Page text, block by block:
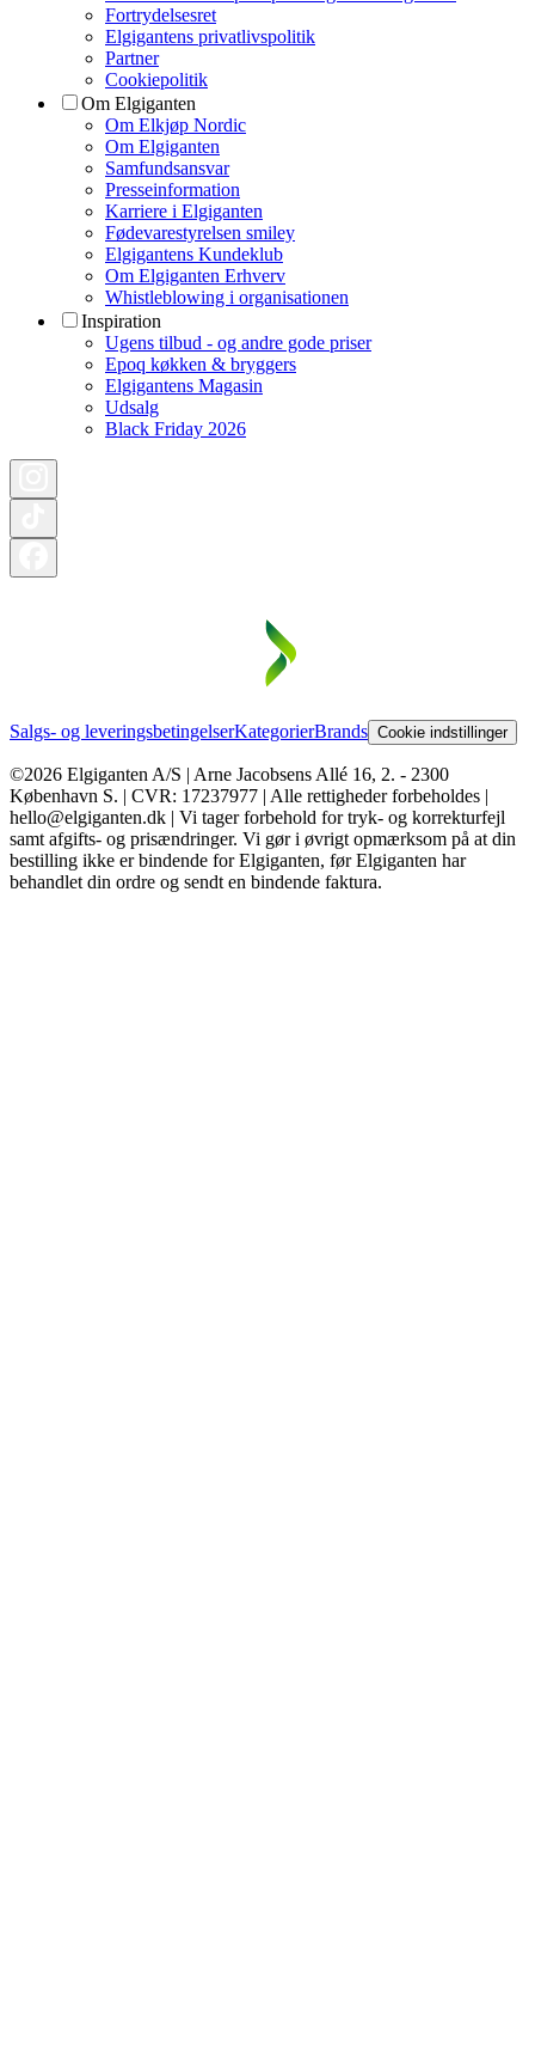
Fortrydelsesret
Elgigantens privatlivspolitik
Partner
Cookiepolitik
Om Elgiganten
Om Elkjøp Nordic
Om Elgiganten
Samfundsansvar
Presseinformation
Karriere i Elgiganten
Fødevarestyrelsen smiley
Elgigantens Kundeklub
Om Elgiganten Erhverv
Whistleblowing i organisationen
Inspiration
Ugens tilbud - og andre gode priser
Epoq køkken & bryggers
Elgigantens Magasin
Udsalg
Black Friday 2026
Salgs- og leveringsbetingelserKategorierBrands Cookie indstillinger
©2026 Elgiganten A/S | Arne Jacobsens Allé 16, 2. - 2300
København S. | CVR: 17237977 | Alle rettigheder forbeholdes |
hello@elgiganten.dk | Vi tager forbehold for tryk- og korrekturfejl
samt afgifts- og prisændringer. Vi gør i øvrigt opmærksom på at din
bestilling ikke er bindende for Elgiganten, før Elgiganten har
behandlet din ordre og sendt en bindende faktura.